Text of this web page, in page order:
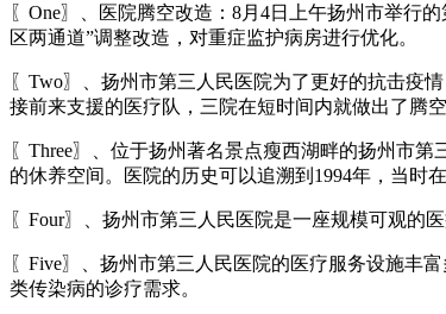
〖One〗、医院腾空改造：8月4日上午扬州市举行
区两通道”调整改造，对重症监护病房进行优化。
〖Two〗、扬州市第三人民医院为了更好的抗击疫
接前来支援的医疗队，三院在短时间内就做出了腾
〖Three〗、位于扬州著名景点瘦西湖畔的扬州市
的休养空间。医院的历史可以追溯到1994年，当时
〖Four〗、扬州市第三人民医院是一座规模可观的
〖Five〗、扬州市第三人民医院的医疗服务设施丰
类传染病的诊疗需求。